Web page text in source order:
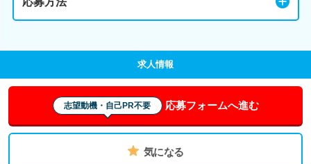
求人情報
志望動機・自己PR不要 応募フォームへ進む
気になる